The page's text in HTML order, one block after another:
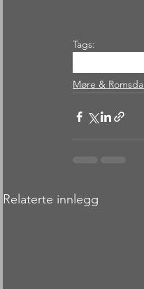
Tags:
Møre & Romsdal
Relaterte innlegg